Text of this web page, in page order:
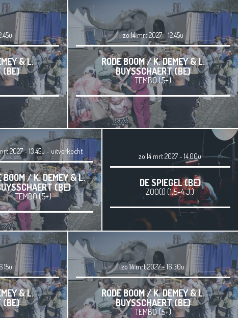
& L.
(BE)
zo 14 mrt 2027 - 12.45u
RODE BOOM / K. DEMEY & L.
BUYSSCHAERT (BE)
TEMBO (5+)
2027 - 13.45u - uitverkocht
BOOM / K. DEMEY & L.
(BE)
TEMBO (5+)
zo 14 mrt 2027 - 14.00u
DE SPIEGEL (BE)
ZOO(I) (1,5-4 J.)
& L.
(BE)
zo 14 mrt 2027 - 16.30u
RODE BOOM / K. DEMEY & L.
BUYSSCHAERT (BE)
TEMBO (5+)